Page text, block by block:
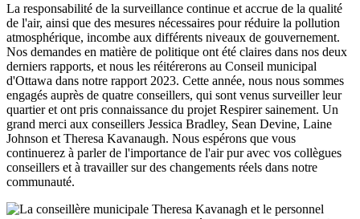
La responsabilité de la surveillance continue et accrue de la qualité
de l'air, ainsi que des mesures nécessaires pour réduire la pollution
atmosphérique, incombe aux différents niveaux de gouvernement.
Nos demandes en matière de politique ont été claires dans nos deux
derniers rapports, et nous les réitérerons au Conseil municipal
d'Ottawa dans notre rapport 2023. Cette année, nous nous sommes
engagés auprès de quatre conseillers, qui sont venus surveiller leur
quartier et ont pris connaissance du projet Respirer sainement. Un
grand merci aux conseillers Jessica Bradley, Sean Devine, Laine
Johnson et Theresa Kavanaugh. Nous espérons que vous
continuerez à parler de l'importance de l'air pur avec vos collègues
conseillers et à travailler sur des changements réels dans notre
communauté.